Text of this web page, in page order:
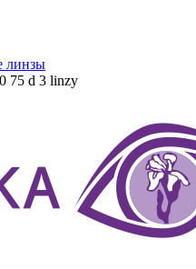
линзы
75 d 3 linzy